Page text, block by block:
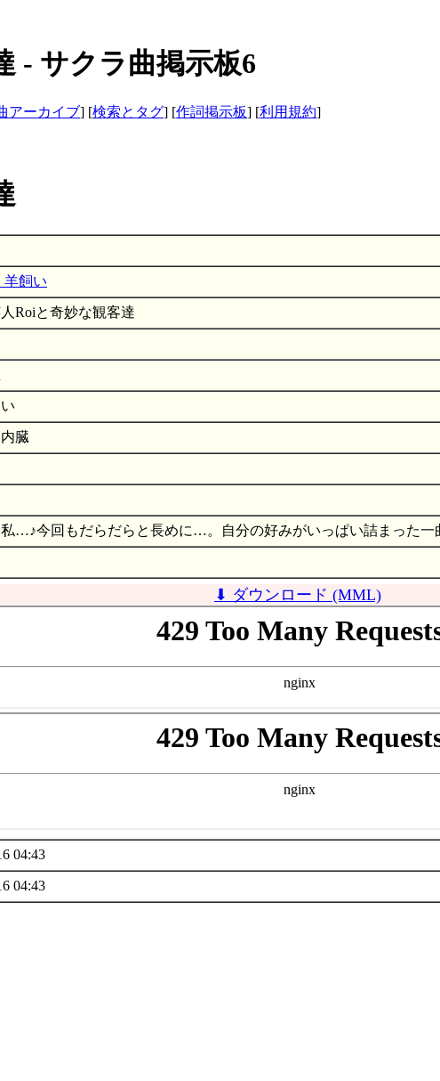
- サクラ曲掲示板6
アーカイブ] [検索とタグ] [作詞掲示板] [利用規約]
羊飼い
Roiと奇妙な観客達
臓
私…♪今回もだらだらと長めに…。自分の好みがいっぱい詰まった
⬇ ダウンロード (MML)
04:43
04:43